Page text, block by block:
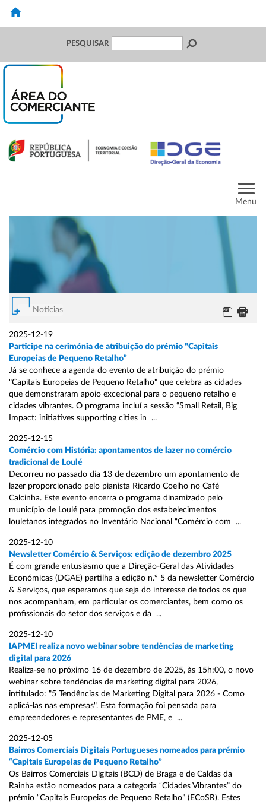
PESQUISAR
Menu
Notícias
2025-12-19
Participe na cerimónia de atribuição do prémio "Capitais
Europeias de Pequeno Retalho”
Já se conhece a agenda do evento de atribuição do prémio
"Capitais Europeias de Pequeno Retalho" que celebra as cidades
que demonstraram apoio excecional para o pequeno retalho e
cidades vibrantes. O programa incluí a sessão “Small Retail, Big
Impact: initiatives supporting cities in ...
2025-12-15
Comércio com História: apontamentos de lazer no comércio
tradicional de Loulé
Decorreu no passado dia 13 de dezembro um apontamento de
lazer proporcionado pelo pianista Ricardo Coelho no Café
Calcinha. Este evento encerra o programa dinamizado pelo
município de Loulé para promoção dos estabelecimentos
louletanos integrados no Inventário Nacional “Comércio com ...
2025-12-10
Newsletter Comércio & Serviços: edição de dezembro 2025
É com grande entusiasmo que a Direção-Geral das Atividades
Económicas (DGAE) partilha a edição n.º 5 da newsletter Comércio
& Serviços, que esperamos que seja do interesse de todos os que
nos acompanham, em particular os comerciantes, bem como os
profissionais do setor dos serviços e da ...
2025-12-10
IAPMEI realiza novo webinar sobre tendências de marketing
digital para 2026
Realiza-se no próximo 16 de dezembro de 2025, às 15h:00, o novo
webinar sobre tendências de marketing digital para 2026,
intitulado: "5 Tendências de Marketing Digital para 2026 - Como
aplicá-las nas empresas". Esta formação foi pensada para
empreendedores e representantes de PME, e ...
2025-12-05
Bairros Comerciais Digitais Portugueses nomeados para prémio
“Capitais Europeias de Pequeno Retalho”
Os Bairros Comerciais Digitais (BCD) de Braga e de Caldas da
Rainha estão nomeados para a categoria “Cidades Vibrantes” do
prémio “Capitais Europeias de Pequeno Retalho” (ECoSR). Estes